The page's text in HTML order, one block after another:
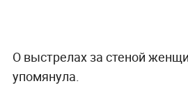
О выстрелах за стеной
упомянула.